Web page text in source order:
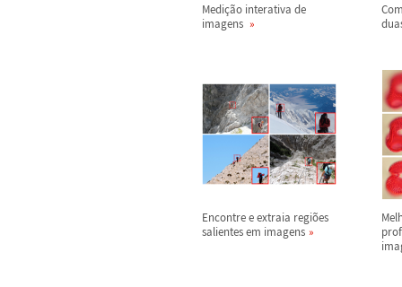
Medição interativa de
imagens
Encontre e extraia regiões
salientes em imagens